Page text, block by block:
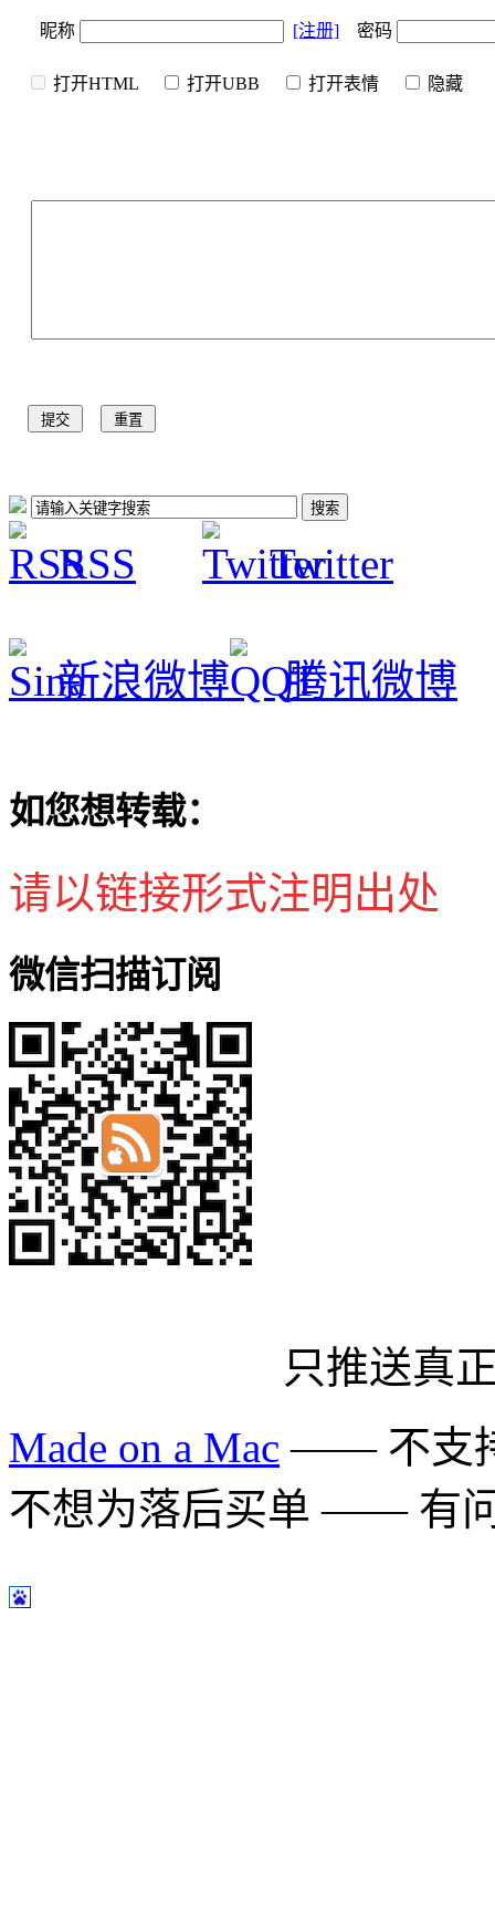
昵称 [注册] 密码
打开HTML 打开UBB 打开表情 隐
RSS Twitter
新浪微博 腾讯微博
如您想转载：
请以链接形式注明出处
微信扫描订阅
只推送真
Made on a Mac —— 不支
不想为落后买单 —— 有